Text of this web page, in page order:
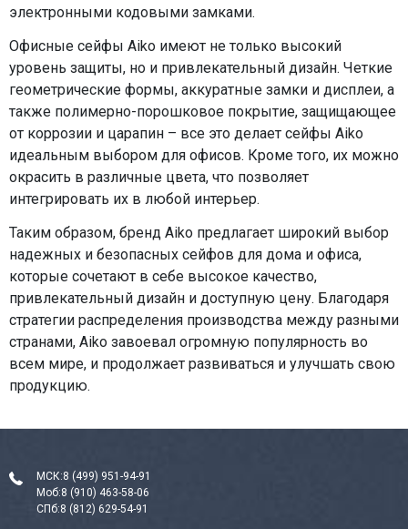
электронными кодовыми замками.
Офисные сейфы Aiko имеют не только высокий
уровень защиты, но и привлекательный дизайн. Четкие
геометрические формы, аккуратные замки и дисплеи, а
также полимерно-порошковое покрытие, защищающее
от коррозии и царапин – все это делает сейфы Aiko
идеальным выбором для офисов. Кроме того, их можно
окрасить в различные цвета, что позволяет
интегрировать их в любой интерьер.
Таким образом, бренд Aiko предлагает широкий выбор
надежных и безопасных сейфов для дома и офиса,
которые сочетают в себе высокое качество,
привлекательный дизайн и доступную цену. Благодаря
стратегии распределения производства между разными
странами, Aiko завоевал огромную популярность во
всем мире, и продолжает развиваться и улучшать свою
продукцию.
МСК:8 (499) 951-94-91
Моб:8 (910) 463-58-06
СПб:8 (812) 629-54-91